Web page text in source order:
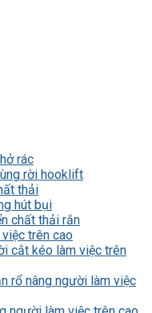
rác
rời hooklift
thải
hút bụi
chất thải rắn
trên cao
cắt kéo làm việc trên
rổ nâng người làm việc